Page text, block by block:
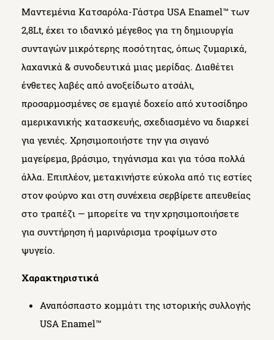
Μαντεμένια Κατσαρόλα-Γάστρα USA Enamel™ των
2,8Lt, έχει το ιδανικό μέγεθος για τη δημιουργία
συνταγών μικρότερης ποσότητας, όπως ζυμαρικά,
λαχανικά & συνοδευτικά μιας μερίδας. Διαθέτει
ένθετες λαβές από ανοξείδωτο ατσάλι,
προσαρμοσμένες σε εμαγιέ δοχείο από χυτοσίδηρο
αμερικανικής κατασκευής, σχεδιασμένο να διαρκεί
για γενιές. Χρησιμοποιήστε την για σιγανό
μαγείρεμα, βράσιμο, τηγάνισμα και για τόσα πολλά
άλλα. Επιπλέον, μετακινήστε εύκολα από τις εστίες
στον φούρνο και στη συνέχεια σερβίρετε απευθείας
στο τραπέζι — μπορείτε να την χρησιμοποιήσετε
για συντήρηση ή μαρινάρισμα τροφίμων στο
ψυγείο.
Χαρακτηριστικά
Αναπόσπαστο κομμάτι της ιστορικής συλλογής
USA Enamel™